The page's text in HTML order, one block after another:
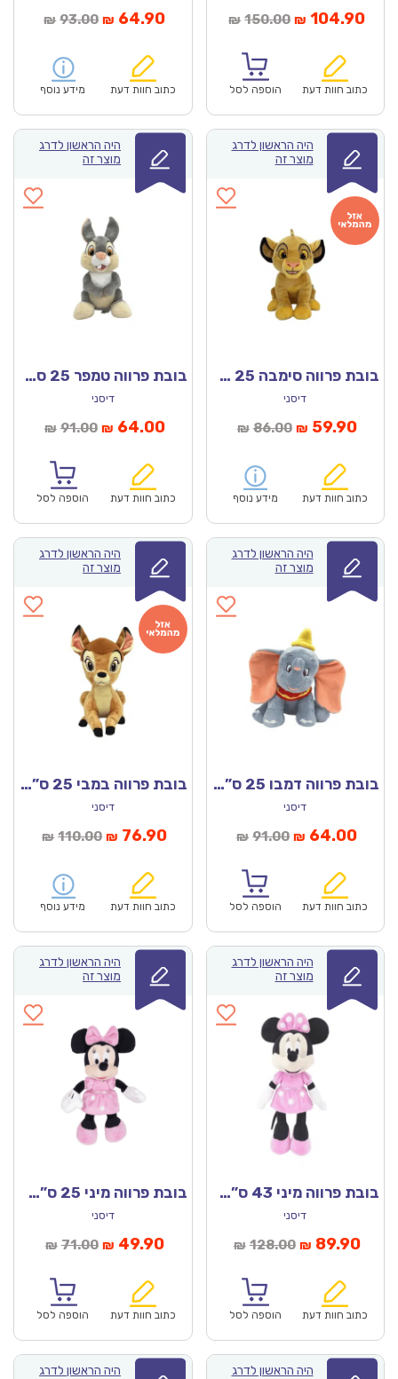
₪ 150.00המחיר
₪150.00.
₪ 104.90
כתוב חוות דעת הוספה לסל
₪ 93.00המחיר
₪93.00.
₪ 64.90המחיר
₪64.90.
כתוב חוות דעת מידע נוסף
היה הראשון לדרג
מוצר זה
בובת פרווה סימבה 25 ס”מ – דיסני מקורי!
דיסני
₪ 86.00המחיר
₪86.00.
₪ 59.90
כתוב חוות דעת מידע נוסף
היה הראשון לדרג
מוצר זה
בובת פרווה טמפר 25 ס”מ – דיסני מקורי!
דיסני
₪ 91.00המחיר
₪91.00.
₪ 64.00המחיר
כתוב חוות דעת הוספה לסל
היה הראשון לדרג
מוצר זה
בובת פרווה דמבו 25 ס”מ – דיסני מקורי!
דיסני
₪ 91.00המחיר
₪91.00.
₪ 64.00
כתוב חוות דעת הוספה לסל
היה הראשון לדרג
מוצר זה
בובת פרווה במבי 25 ס”מ – דיסני מקורי!
דיסני
₪ 110.00המחיר
היה:
₪110.00.
₪ 76.90המחיר
₪76.90.
כתוב חוות דעת מידע נוסף
היה הראשון לדרג
מוצר זה
בובת פרווה מיני 43 ס”מ – דיסני מקורי!
דיסני
₪ 128.00המחיר
היה:
₪128.00.
₪ 89.90
כתוב חוות דעת הוספה לסל
היה הראשון לדרג
מוצר זה
בובת פרווה מיני 25 ס”מ – דיסני מקורי!
דיסני
₪ 71.00המחיר
₪71.00.
₪ 49.90המחיר
כתוב חוות דעת הוספה לסל
היה הראשון לדרג
היה הראשון לדרג